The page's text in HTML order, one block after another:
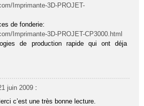
Imprimante-3D-PROJET-
de fonderie:
Imprimante-3D-PROJET-CP3000.html
de production rapide qui ont déja
juin 2009 :
c’est une très bonne lecture.